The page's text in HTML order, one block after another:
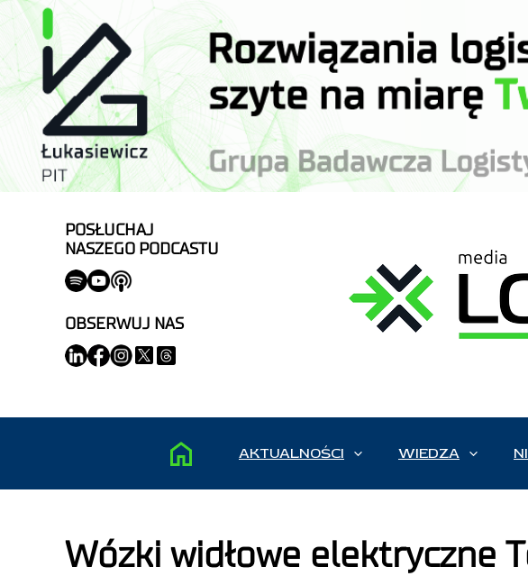
POSŁUCHAJ
NASZEGO PODCASTU
OBSERWUJ NAS
AKTUALNOŚCI WIEDZA
Wózki widłowe elektryczne